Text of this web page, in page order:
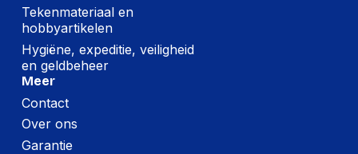
Tekenmateriaal en
hobbyartikelen
Hygiëne, expeditie, veiligheid
en geldbeheer
Meer
Contact
Over ons
Garantie